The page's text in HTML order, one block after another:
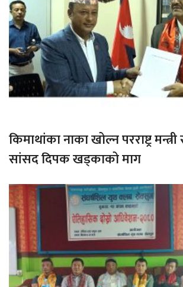
किमाथांका नाका खोल्न परराष्ट्र
सांसद दिपक खड्काको माग